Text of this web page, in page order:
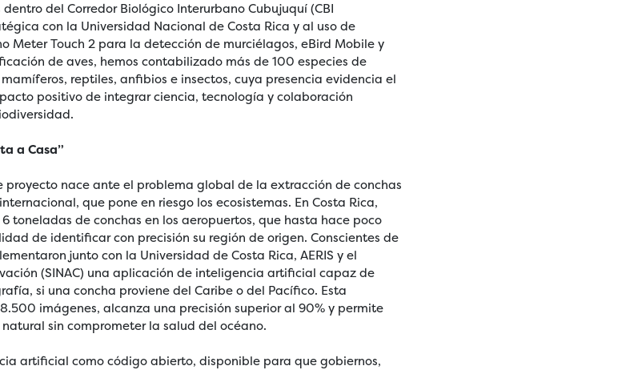
del Corredor Biológico Interurbano Cubujuquí (CBI
con la Universidad Nacional de Costa Rica y al uso de
Meter Touch 2 para la detección de murciélagos, eBird Mobile y
de aves, hemos contabilizado más de 100 especies de
reptiles, anfibios e insectos, cuya presencia evidencia el
positivo de integrar ciencia, tecnología y colaboración
a Casa”
proyecto nace ante el problema global de la extracción de conchas
que pone en riesgo los ecosistemas. En Costa Rica,
toneladas de conchas en los aeropuertos, que hasta hace poco
de identificar con precisión su región de origen. Conscientes de
junto con la Universidad de Costa Rica, AERIS y el
(SINAC) una aplicación de inteligencia artificial capaz de
si una concha proviene del Caribe o del Pacífico. Esta
imágenes, alcanza una precisión superior al 90% y permite
sin comprometer la salud del océano.
artificial como código abierto, disponible para que gobiernos,